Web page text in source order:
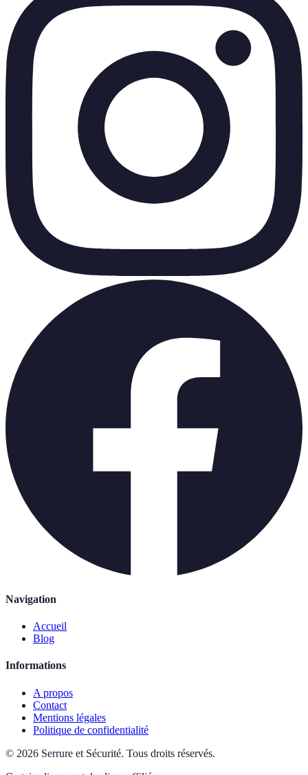
Navigation
Accueil
Blog
Informations
A propos
Contact
Mentions légales
Politique de confidentialité
© 2026 Serrure et Sécurité. Tous droits réservés.